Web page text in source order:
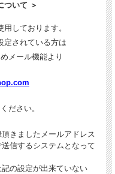
ついて ＞
しております。
定されている方は
メール機能より
ださい。
きましたメールアドレス
信するシステムとなって
の設定が出来ていない